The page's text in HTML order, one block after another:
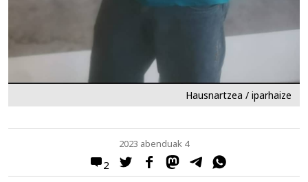
Hausnartzea / iparhaize
2
2023 abenduak 4